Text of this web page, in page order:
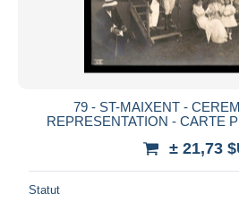
79 - ST-MAIXENT -
REPRESENTATION - CARTE
± 21,73
Statut